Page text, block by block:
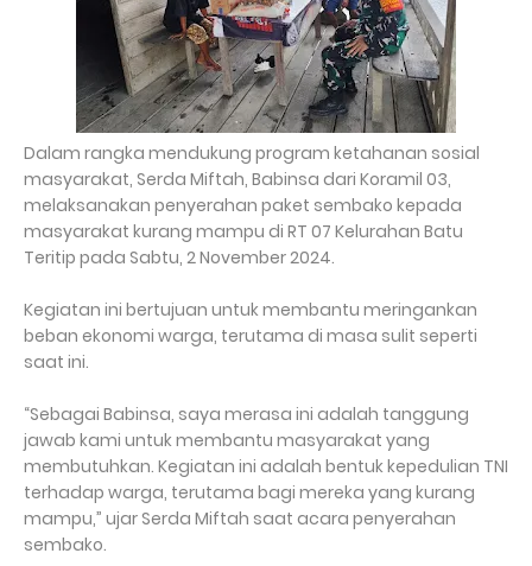
Dalam rangka mendukung program ketahanan sosial
masyarakat, Serda Miftah, Babinsa dari Koramil 03,
melaksanakan penyerahan paket sembako kepada
masyarakat kurang mampu di RT 07 Kelurahan Batu
Teritip pada Sabtu, 2 November 2024.
Kegiatan ini bertujuan untuk membantu meringankan
beban ekonomi warga, terutama di masa sulit seperti
saat ini.
“Sebagai Babinsa, saya merasa ini adalah tanggung
jawab kami untuk membantu masyarakat yang
membutuhkan. Kegiatan ini adalah bentuk kepedulian TNI
terhadap warga, terutama bagi mereka yang kurang
mampu,” ujar Serda Miftah saat acara penyerahan
sembako.